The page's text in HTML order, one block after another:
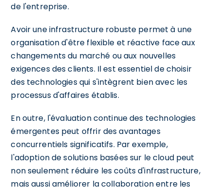
de l'entreprise.
Avoir une infrastructure robuste permet à une
organisation d'être flexible et réactive face aux
changements du marché ou aux nouvelles
exigences des clients. Il est essentiel de choisir
des technologies qui s'intègrent bien avec les
processus d'affaires établis.
En outre, l'évaluation continue des technologies
émergentes peut offrir des avantages
concurrentiels significatifs. Par exemple,
l'adoption de solutions basées sur le cloud peut
non seulement réduire les coûts d'infrastructure,
mais aussi améliorer la collaboration entre les